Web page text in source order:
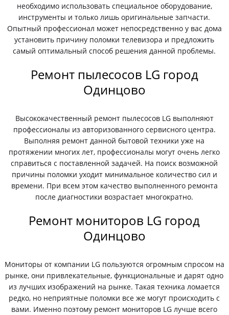
необходимо использовать специальное оборудование,
инструменты и только лишь оригинальные запчасти.
Опытный профессионал может непосредственно у вас дома
установить причину поломки телевизора и предложить
самый оптимальный способ решения данной проблемы.
Ремонт пылесосов LG город
Одинцово
Высококачественный ремонт пылесосов LG выполняют
профессионалы из авторизованного сервисного центра.
Выполняя ремонт данной бытовой техники уже на
протяжении многих лет, профессионалы могут очень легко
справиться с поставленной задачей. На поиск возможной
причины поломки уходит минимальное количество сил и
времени. При всем этом качество выполненного ремонта
после диагностики возрастает многократно.
Ремонт мониторов LG город
Одинцово
Мониторы от компании LG пользуются огромным спросом на
рынке, они привлекательные, функциональные и дарят одно
из лучших изображений на рынке. Такая техника ломается
редко, но неприятные поломки все же могут происходить с
вами. Именно поэтому ремонт мониторов LG лучше всего